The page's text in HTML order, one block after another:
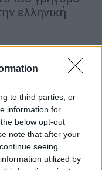
to third parties, or
information for
below opt-out
note that after your
seeing
utilized by
ελληνική